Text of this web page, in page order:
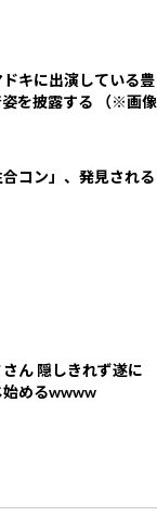
ドキに出演している豊
姿を披露する （※画像
合コン」、発見される
ん 隠しきれず遂に
始めるwwww